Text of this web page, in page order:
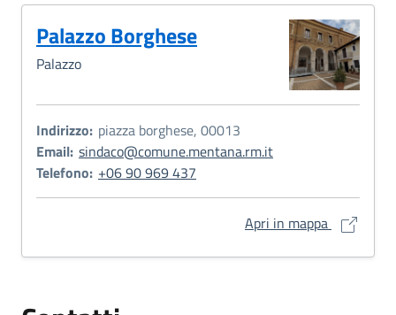
Palazzo Borghese
Palazzo
Indirizzo: piazza borghese, 00013
Email: sindaco@comune.mentana.rm.it
Telefono: +06 90 969 437
Apri in mappa Palazzo